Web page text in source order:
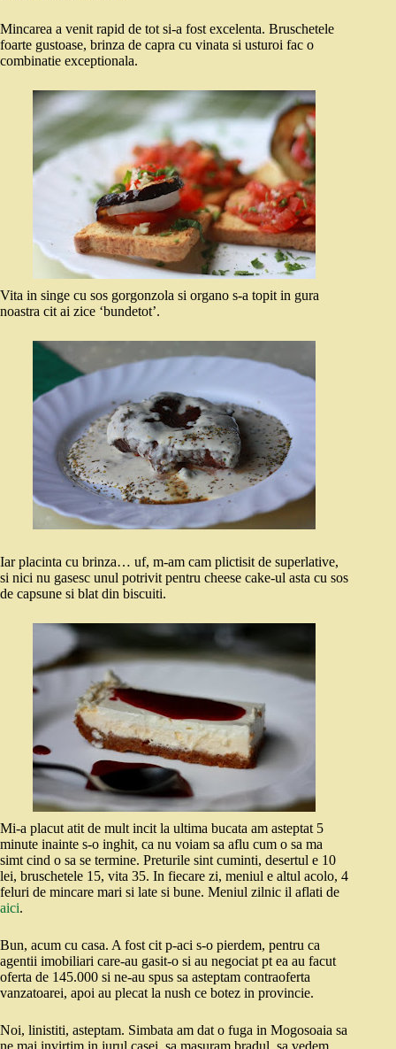
Mincarea a venit rapid de tot si-a fost excelenta. Bruschetele
foarte gustoase, brinza de capra cu vinata si usturoi fac o
combinatie exceptionala.
Vita in singe cu sos gorgonzola si organo s-a topit in gura
noastra cit ai zice ‘bundetot’.
Iar placinta cu brinza… uf, m-am cam plictisit de superlative,
si nici nu gasesc unul potrivit pentru cheese cake-ul asta cu sos
de capsune si blat din biscuiti.
Mi-a placut atit de mult incit la ultima bucata am asteptat 5
minute inainte s-o inghit, ca nu voiam sa aflu cum o sa ma
simt cind o sa se termine. Preturile sint cuminti, desertul e 10
lei, bruschetele 15, vita 35. In fiecare zi, meniul e altul acolo, 4
feluri de mincare mari si late si bune. Meniul zilnic il aflati de
aici.
Bun, acum cu casa. A fost cit p-aci s-o pierdem, pentru ca
agentii imobiliari care-au gasit-o si au negociat pt ea au facut
oferta de 145.000 si ne-au spus sa asteptam contraoferta
vanzatoarei, apoi au plecat la nush ce botez in provincie.
Noi, linistiti, asteptam. Simbata am dat o fuga in Mogosoaia sa
ne mai invirtim in jurul casei, sa masuram bradul, sa vedem